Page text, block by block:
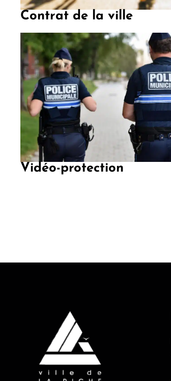
Contrat de la ville
Vidéo-protection